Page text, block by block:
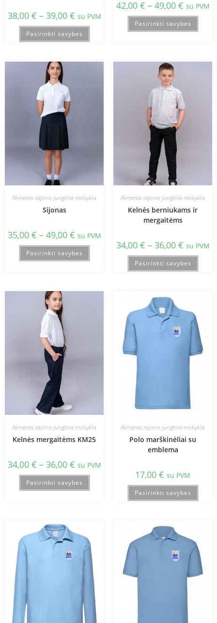
38,00 € – 39,00 € su PVM
Pasirinkti savybes
42,00 € – 49,00 € su PVM
Pasirinkti savybes
Akmenės rajono jungtinė mokykla
Sijonas
35,00 € – 49,00 € su PVM
Pasirinkti savybes
Akmenės rajono jungtinė mokykla
Kelnės berniukams ir
mergaitėms
34,00 € – 36,00 € su PVM
Pasirinkti savybes
Akmenės rajono jungtinė mokykla
Kelnės mergaitėms KM25
34,00 € – 36,00 € su PVM
Pasirinkti savybes
Akmenės rajono jungtinė mokykla
Polo marškinėliai su
emblema
17,00 € su PVM
Pasirinkti savybes